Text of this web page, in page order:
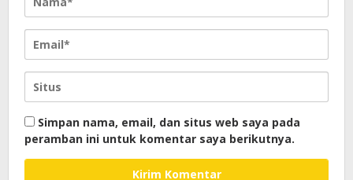
Simpan nama, email, dan situs web saya pada
peramban ini untuk komentar saya berikutnya.